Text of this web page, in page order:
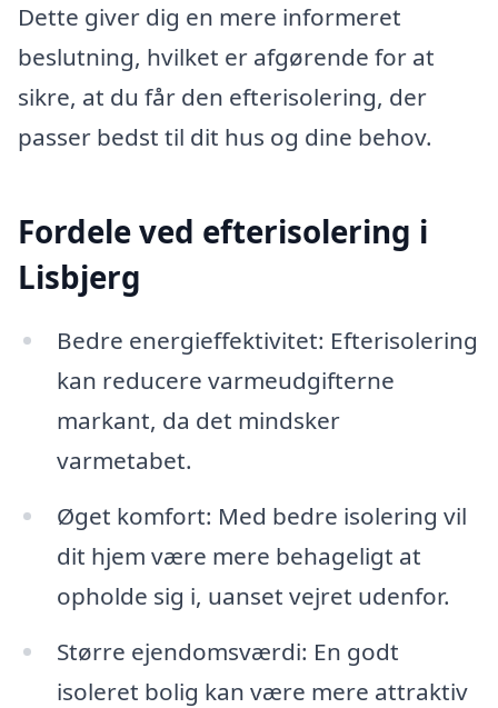
Dette giver dig en mere informeret
beslutning, hvilket er afgørende for at
sikre, at du får den efterisolering, der
passer bedst til dit hus og dine behov.
Fordele ved efterisolering i
Lisbjerg
Bedre energieffektivitet: Efterisolering
kan reducere varmeudgifterne
markant, da det mindsker
varmetabet.
Øget komfort: Med bedre isolering vil
dit hjem være mere behageligt at
opholde sig i, uanset vejret udenfor.
Større ejendomsværdi: En godt
isoleret bolig kan være mere attraktiv